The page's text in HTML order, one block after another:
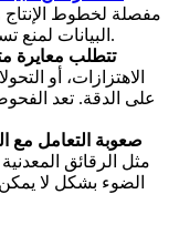
مفصلة لخطوط
البيانات لمنع تسرب التصميمات أو العمليات المملوكة.
تتطلب معايرة
الاهتزازات، أو
على الدقة. تعد
صعوبة التعامل مع
مثل الرقائق
الضوء بشكل لا